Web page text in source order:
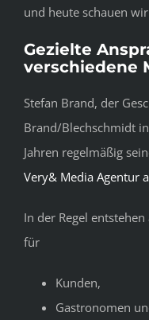
und heute schauen
Gezielte
verschiedene
Stefan Brand, der
Brand/Blechschmidt
Jahren regelmäßig
Very& Media Agentur
In der Regel
für
Kunden,
Gastronomen